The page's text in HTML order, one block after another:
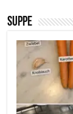
SUPPE